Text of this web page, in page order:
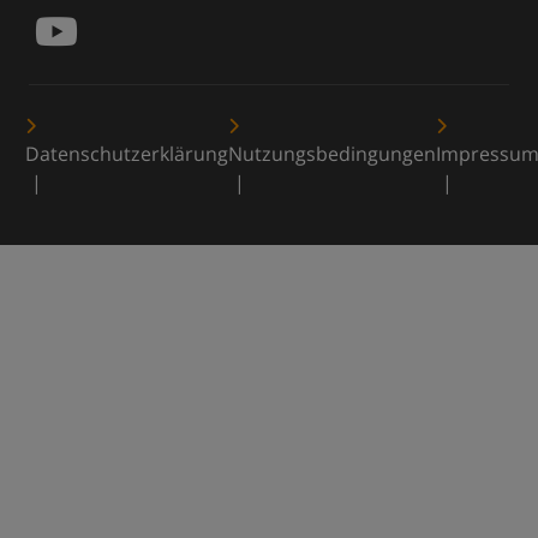
DatenschutzerklärungNutzungsbedingungenImpressum